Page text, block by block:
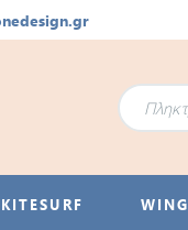
KITESURF WING